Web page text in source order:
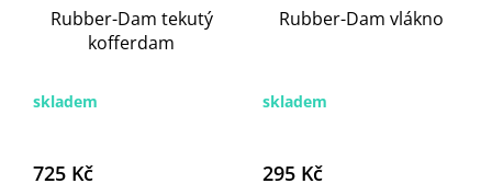
Rubber-Dam tekutý
kofferdam
skladem
725 Kč
Rubber-Dam vlákno
skladem
295 Kč